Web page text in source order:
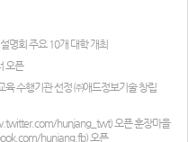
명회 주요 10개 대학 개최
오픈
육 수행기관 선정 ㈜애드정보기술 창립
hunjang_twt) 오픈 훈장마을
hunjang.fb) 오픈